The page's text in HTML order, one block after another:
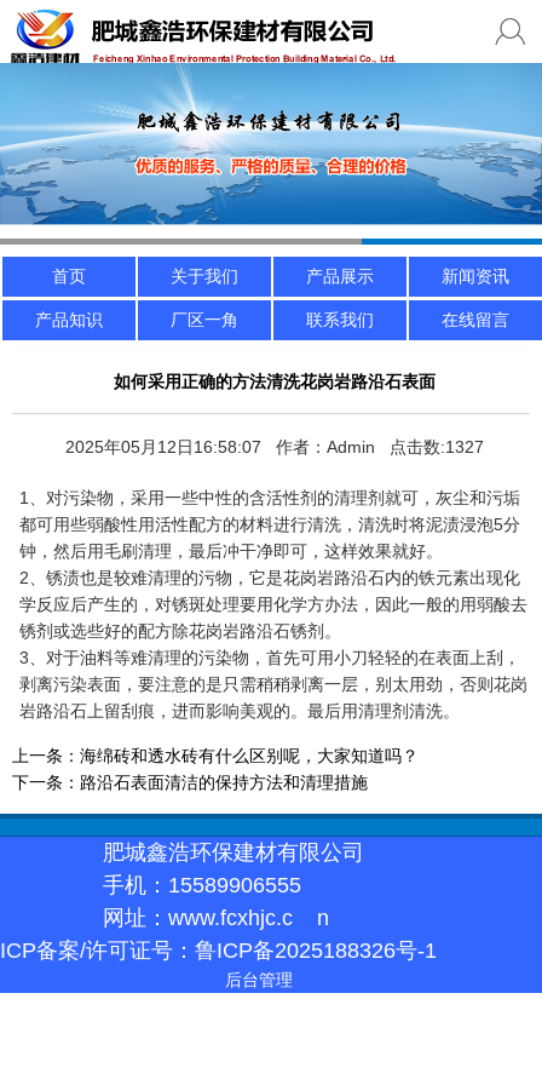
首页 关于我们 产品展示 新闻资讯
产品知识 厂区一角 联系我们 在线留言
如何采用正确的方法清洗花岗岩路沿石表面
2025年05月12日16:58:07 作者：Admin 点击数:1327
1、对污染物，采用一些中性的含活性剂的清理剂就可，灰尘和污垢
都可用些弱酸性用活性配方的材料进行清洗，清洗时将泥渍浸泡5分
钟，然后用毛刷清理，最后冲干净即可，这样效果就好。
2、锈渍也是较难清理的污物，它是花岗岩路沿石内的铁元素出现化
学反应后产生的，对锈斑处理要用化学方办法，因此一般的用弱酸去
锈剂或选些好的配方除花岗岩路沿石锈剂。
3、对于油料等难清理的污染物，首先可用小刀轻轻的在表面上刮，
剥离污染表面，要注意的是只需稍稍剥离一层，别太用劲，否则花岗
岩路沿石上留刮痕，进而影响美观的。最后用清理剂清洗。
上一条： 海绵砖和透水砖有什么区别呢，大家知道吗？
下一条： 路沿石表面清洁的保持方法和清理措施
肥城鑫浩环保建材有限公司
手机：15589906555
网址：www.fcxhjc.c
n
ICP备案/许可证号：鲁ICP备2025188326号-1
后台管理